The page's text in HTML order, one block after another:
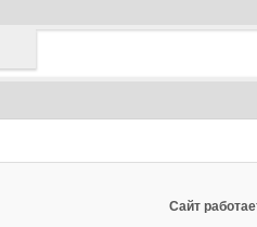
Сайт